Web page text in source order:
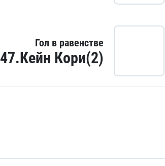
Гол в равенстве
47.Кейн Кори(2)